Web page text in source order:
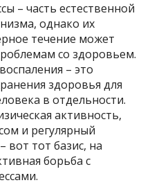
– часть естественной
однако их
течение может
со здоровьем.
– это
здоровья для
в отдельности.
активность,
и регулярный
вот тот базис, на
борьба с